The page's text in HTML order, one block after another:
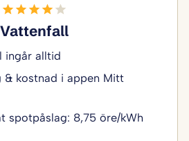
Vattenfall
ingår alltid
& kostnad i appen Mitt
spotpåslag: 8,75 öre/kWh